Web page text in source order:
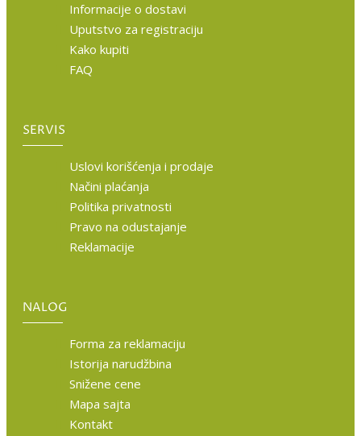
Informacije o dostavi
Uputstvo za registraciju
Kako kupiti
FAQ
SERVIS
Uslovi korišćenja i prodaje
Načini plaćanja
Politika privatnosti
Pravo na odustajanje
Reklamacije
NALOG
Forma za reklamaciju
Istorija narudžbina
Snižene cene
Mapa sajta
Kontakt